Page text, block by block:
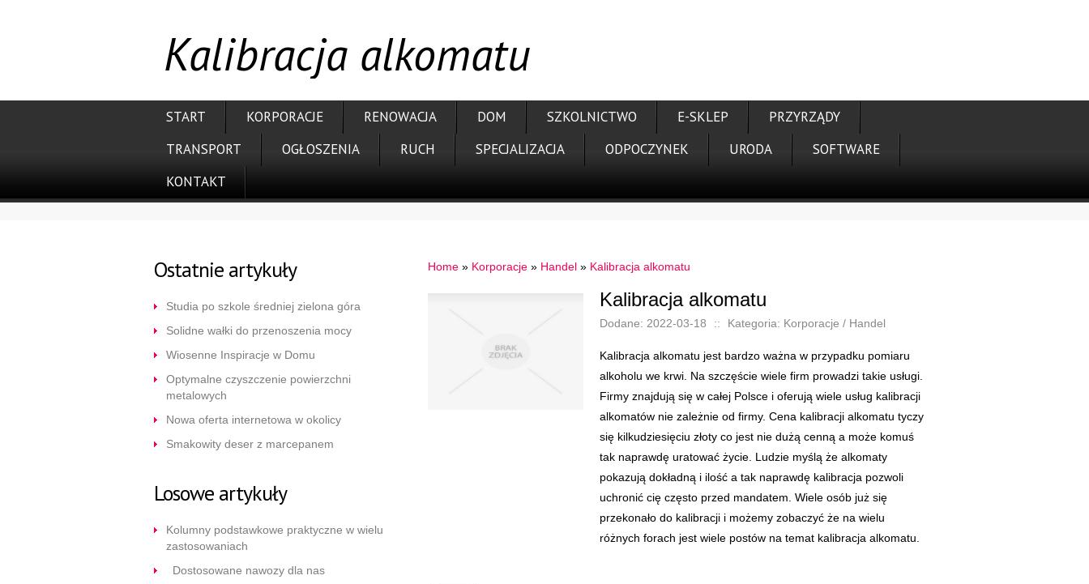
Kalibracja alkomatu
START KORPORACJE RENOWACJA DOM SZKOLNICTWO E-SKLEP
PRZYRZĄDY
TRANSPORT
OGŁOSZENIA RUCH SPECJALIZACJA ODPOCZYNEK URODA
SOFTWARE
KONTAKT
Ostatnie artykuły
Studia po szkole średniej zielona góra
Solidne wałki do przenoszenia mocy
Wiosenne Inspiracje w Domu
Optymalne czyszczenie powierzchni
metalowych
Nowa oferta internetowa w okolicy
Smakowity deser z marcepanem
Losowe artykuły
Kolumny podstawkowe praktyczne w wielu
zastosowaniach
Dostosowane nawozy dla nas
Home» Korporacje» Handel» Kalibracja alkomatu
Kalibracja alkomatu
Dodane: 2022-03-18 :: Kategoria: Korporacje / Handel
Kalibracja alkomatu jest bardzo ważna w przypadku pomiaru
alkoholu we krwi. Na szczęście wiele firm prowadzi takie usługi.
Firmy znajdują się w całej Polsce i oferują wiele usług kalibracji
alkomatów nie zależnie od firmy. Cena kalibracji alkomatu tyczy
się kilkudziesięciu złoty co jest nie dużą cenną a może komuś
tak naprawdę uratować życie. Ludzie myślą że alkomaty
pokazują dokładną i ilość a tak naprawdę kalibracja pozwoli
uchronić cię często przed mandatem. Wiele osób już się
przekonało do kalibracji i możemy zobaczyć że na wielu
różnych forach jest wiele postów na temat kalibracja alkomatu.